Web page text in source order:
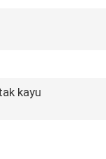
kayu